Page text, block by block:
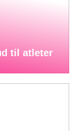
til atleter